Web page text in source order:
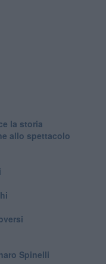
la storia
allo spettacolo
Spinelli